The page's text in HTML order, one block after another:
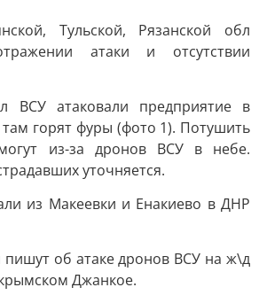
Тульской, Рязанской обл
атаки и отсутствии
ВСУ атаковали предприятие в
там горят фуры (фото 1). Потушить
из-за дронов ВСУ в небе.
уточняется.
из Макеевки и Енакиево в ДНР
пишут об атаке дронов ВСУ на ж\д
Джанкое.